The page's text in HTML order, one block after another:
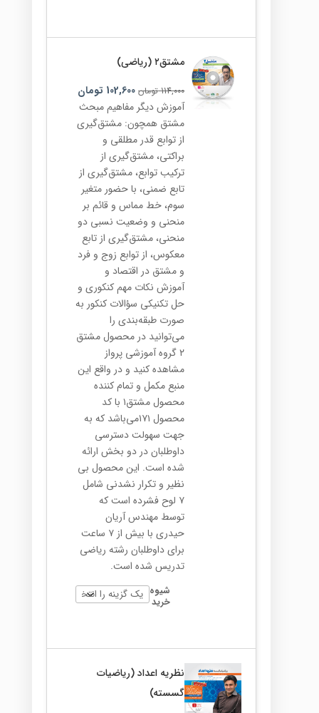
مشتق۲ (ریاضی)
114,000 تومان 102,600 تومان
آموزش دیگر مفاهیم مبحث
مشتق همچون: مشتق‌گیری
از توابع قدر مطلقی و
براکتی، مشتق‌گیری از
ترکیب توابع، مشتق‌گیری از
تابع ضمنی، با حضور متغیر
سوم، خط مماس و قائم بر
منحنی و وضعیت نسبی دو
منحنی، مشتق‌گیری از تابع
معکوس، از توابع زوج و فرد
و مشتق در اقتصاد و
آموزش نکات مهم کنکوری و
حل تکنیکی سؤالات کنکور به
صورت طبقه‌بندی را
می‌توانید در محصول مشتق
۲ گروه آموزشی پرواز
مشاهده کنید و در واقع این
منبع مکمل و تمام کننده
محصول مشتق۱ با کد
محصول ۱۷۱می‌باشد که به
جهت سهولت دسترسی
داوطلبان در دو بخش ارائه
شده است. این محصول بی
نظیر و تکرار نشدنی شامل
۷ لوح فشرده است که
توسط مهندس آریان
حیدری با بیش از ۷ ساعت
برای داوطلبان رشته ریاضی
تدریس شده است.
شیوه
خرید
نظریه اعداد (ریاضیات
گسسته)